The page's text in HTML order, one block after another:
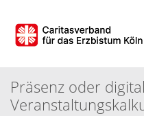
Präsenz oder